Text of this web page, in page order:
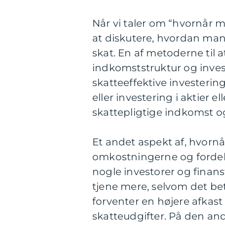
Når vi taler om “hvornår
at diskutere, hvordan
skat. En af metoderne til
indkomststruktur og
skatteeffektive
eller investering i aktier
skattepligtige indkomst
Et andet aspekt af,
omkostningerne og
nogle investorer og
tjene mere, selvom det
forventer en højere
skatteudgifter. På den